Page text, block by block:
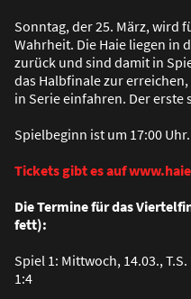
Sonntag, der 25. März, wird
Wahrheit. Die Haie liegen in
zurück und sind damit in
das Halbfinale zur erreichen,
in Serie einfahren. Der erste
Spielbeginn ist um 17:00 Uhr.
Tickets gibt es auf
Die Termine für das
fett):
Spiel 1: Mittwoch, 14.03.,
1:4